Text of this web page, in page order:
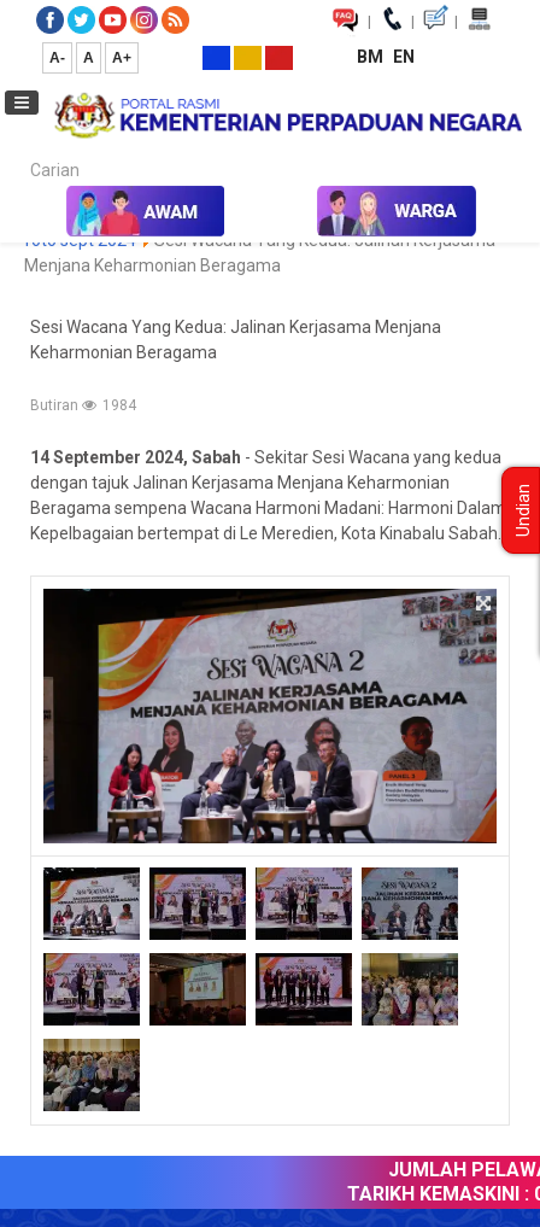
| | |
A- A A+ BM EN
Carian...
Laman Utama Media Koleksi Media Foto
Galeri Foto
foto sept 2024
Sesi Wacana Yang Kedua: Jalinan Kerjasama
Menjana Keharmonian Beragama
Sesi Wacana Yang Kedua: Jalinan Kerjasama Menjana
Keharmonian Beragama
Butiran 1984
14 September 2024, Sabah - Sekitar Sesi Wacana yang kedua
dengan tajuk Jalinan Kerjasama Menjana Keharmonian
Beragama sempena Wacana Harmoni Madani: Harmoni Dalam
Kepelbagaian bertempat di Le Meredien, Kota Kinabalu Sabah.
JUMLAH
TARIKH KEMASKINI :
Undian